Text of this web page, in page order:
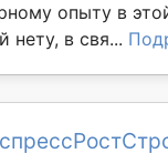
опыту в
нету, в свя...